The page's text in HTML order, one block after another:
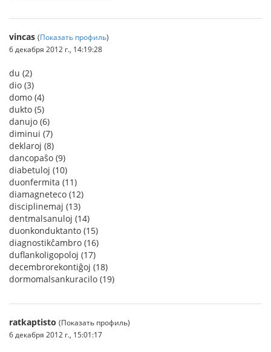
vincas (Показать профиль)
6 декабря 2012 г., 14:19:28
du (2)
dio (3)
domo (4)
dukto (5)
danujo (6)
diminui (7)
deklaroj (8)
dancopaŝo (9)
diabetuloj (10)
duonfermita (11)
diamagneteco (12)
disciplinemaj (13)
dentmalsanuloj (14)
duonkonduktanto (15)
diagnostikĉambro (16)
duflankoligopoloj (17)
decembrorekontiĝoj (18)
dormomalsankuracilo (19)
ratkaptisto (Показать профиль)
6 декабря 2012 г., 15:01:17